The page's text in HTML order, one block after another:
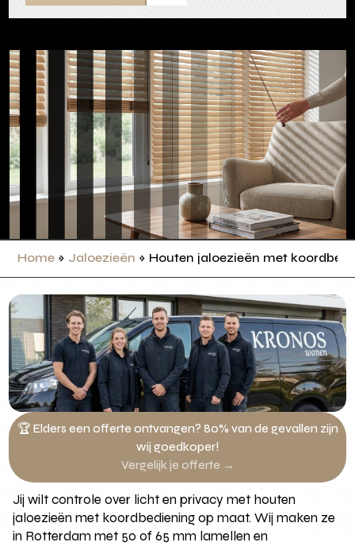
Home » Jaloezieën » Houten jaloezieën met
🏆 Elders een offerte ontvangen? 80% van de gevallen zijn
wij goedkoper!
Vergelijk je offerte →
Jij wilt controle over licht en privacy met houten
jaloezieën met koordbediening op maat. Wij maken ze
in Rotterdam met 50 of 65 mm lamellen en